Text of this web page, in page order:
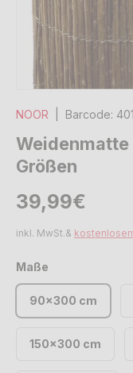
NOOR Barcode:
Weidenmatte
Größen
Normaler
39,99€
inkl. MwSt.&
Maße
90x300 cm
150x300 cm